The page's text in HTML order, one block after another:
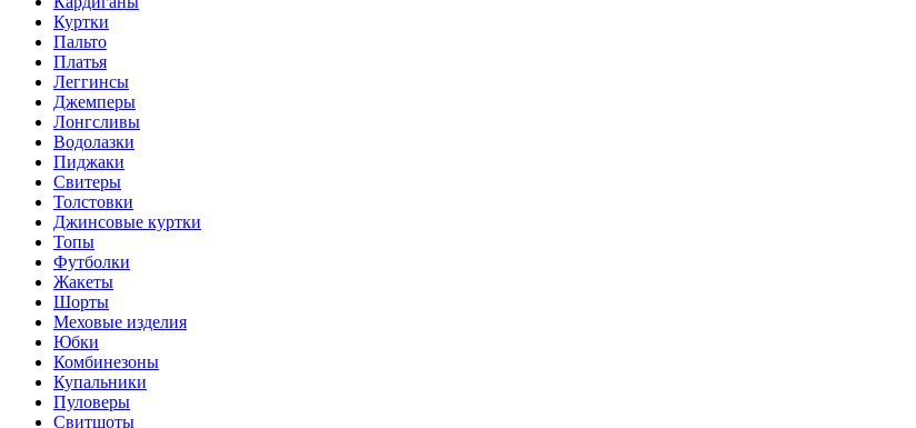
Куртки
Пальто
Платья
Леггинсы
Джемперы
Лонгсливы
Водолазки
Пиджаки
Свитеры
Толстовки
Джинсовые куртки
Топы
Футболки
Жакеты
Шорты
Меховые изделия
Юбки
Комбинезоны
Купальники
Пуловеры
Свитшоты